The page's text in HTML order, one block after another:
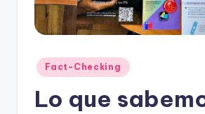
D
Publicado
en
Fact-Checking
Lo que